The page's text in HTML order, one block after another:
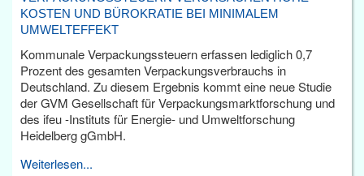
KOSTEN UND BÜROKRATIE BEI MINIMALEM
UMWELTEFFEKT
Kommunale Verpackungssteuern erfassen lediglich 0,7
Prozent des gesamten Verpackungsverbrauchs in
Deutschland. Zu diesem Ergebnis kommt eine neue Studie
der GVM Gesellschaft für Verpackungsmarktforschung und
des ifeu -Instituts für Energie- und Umweltforschung
Heidelberg gGmbH.
Weiterlesen...